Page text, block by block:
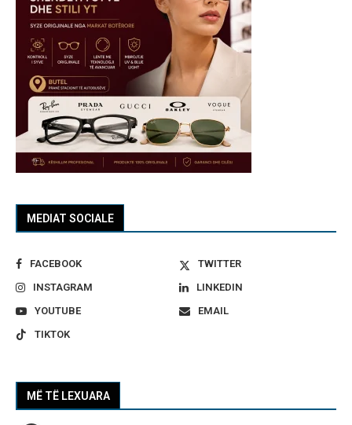
MEDIAT SOCIALE
FACEBOOK
TWITTER
INSTAGRAM
LINKEDIN
YOUTUBE
EMAIL
TIKTOK
MË TË LEXUARA